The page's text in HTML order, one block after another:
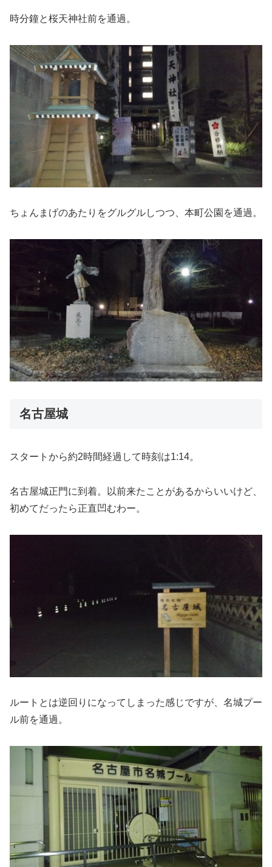
時分鐘と桜天神社前を通過。
ちょんまげのあたりをグルグルしつつ、本町公園を通過。
名古屋城
スタートから約2時間経過して時刻は1:14。
名古屋城正門に到着。以前来たことがあるからいいけど、
初めてだったら正直凹むわー。
ルートとは逆回りになってしまった感じですが、名城プー
ル前を通過。